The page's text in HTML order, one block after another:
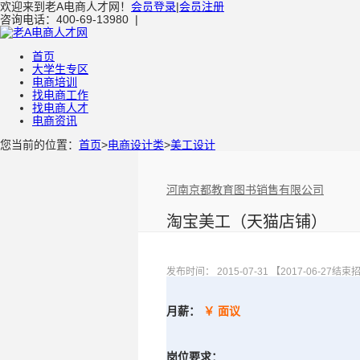
欢迎来到老A电商人才网！ 会员登录|会员注册
咨询电话：400-69-13980 |
首页
大学生专区
电商培训
找电商工作
找电商人才
电商资讯
您当前的位置： 首页>电商设计类>美工设计
河南京都教育图书销售有限公司
淘宝美工（天猫店铺）
发布时间： 2015-07-31 【2017-06-27结束
月薪： ￥ 面议
岗位要求：